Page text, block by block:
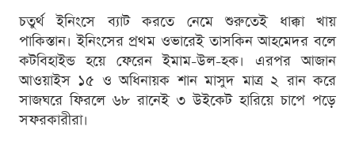
চতুর্থ ইনিংসে ব্যাট করতে নেমে শুরুতেই ধাক্কা খায়
পাকিস্তান। ইনিংসের প্রথম ওভারেই তাসকিন আহমেদর বলে
কটবিহাইন্ড হয়ে ফেরেন ইমাম-উল-হক। এরপর আজান
আওয়াইস ১৫ ও অধিনায়ক শান মাসুদ মাত্র ২ রান করে
সাজঘরে ফিরলে ৬৮ রানেই ৩ উইকেট হারিয়ে চাপে পড়ে
সফরকারীরা।